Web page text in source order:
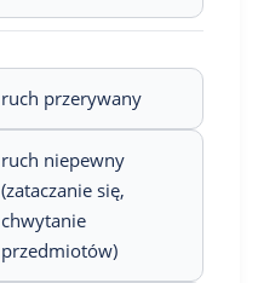
ruch przerywany
ruch niepewny
(zataczanie się,
chwytanie
przedmiotów)